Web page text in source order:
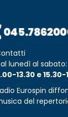
lunedì al sabato:
13.30 e 15.30-
Eurospin
del